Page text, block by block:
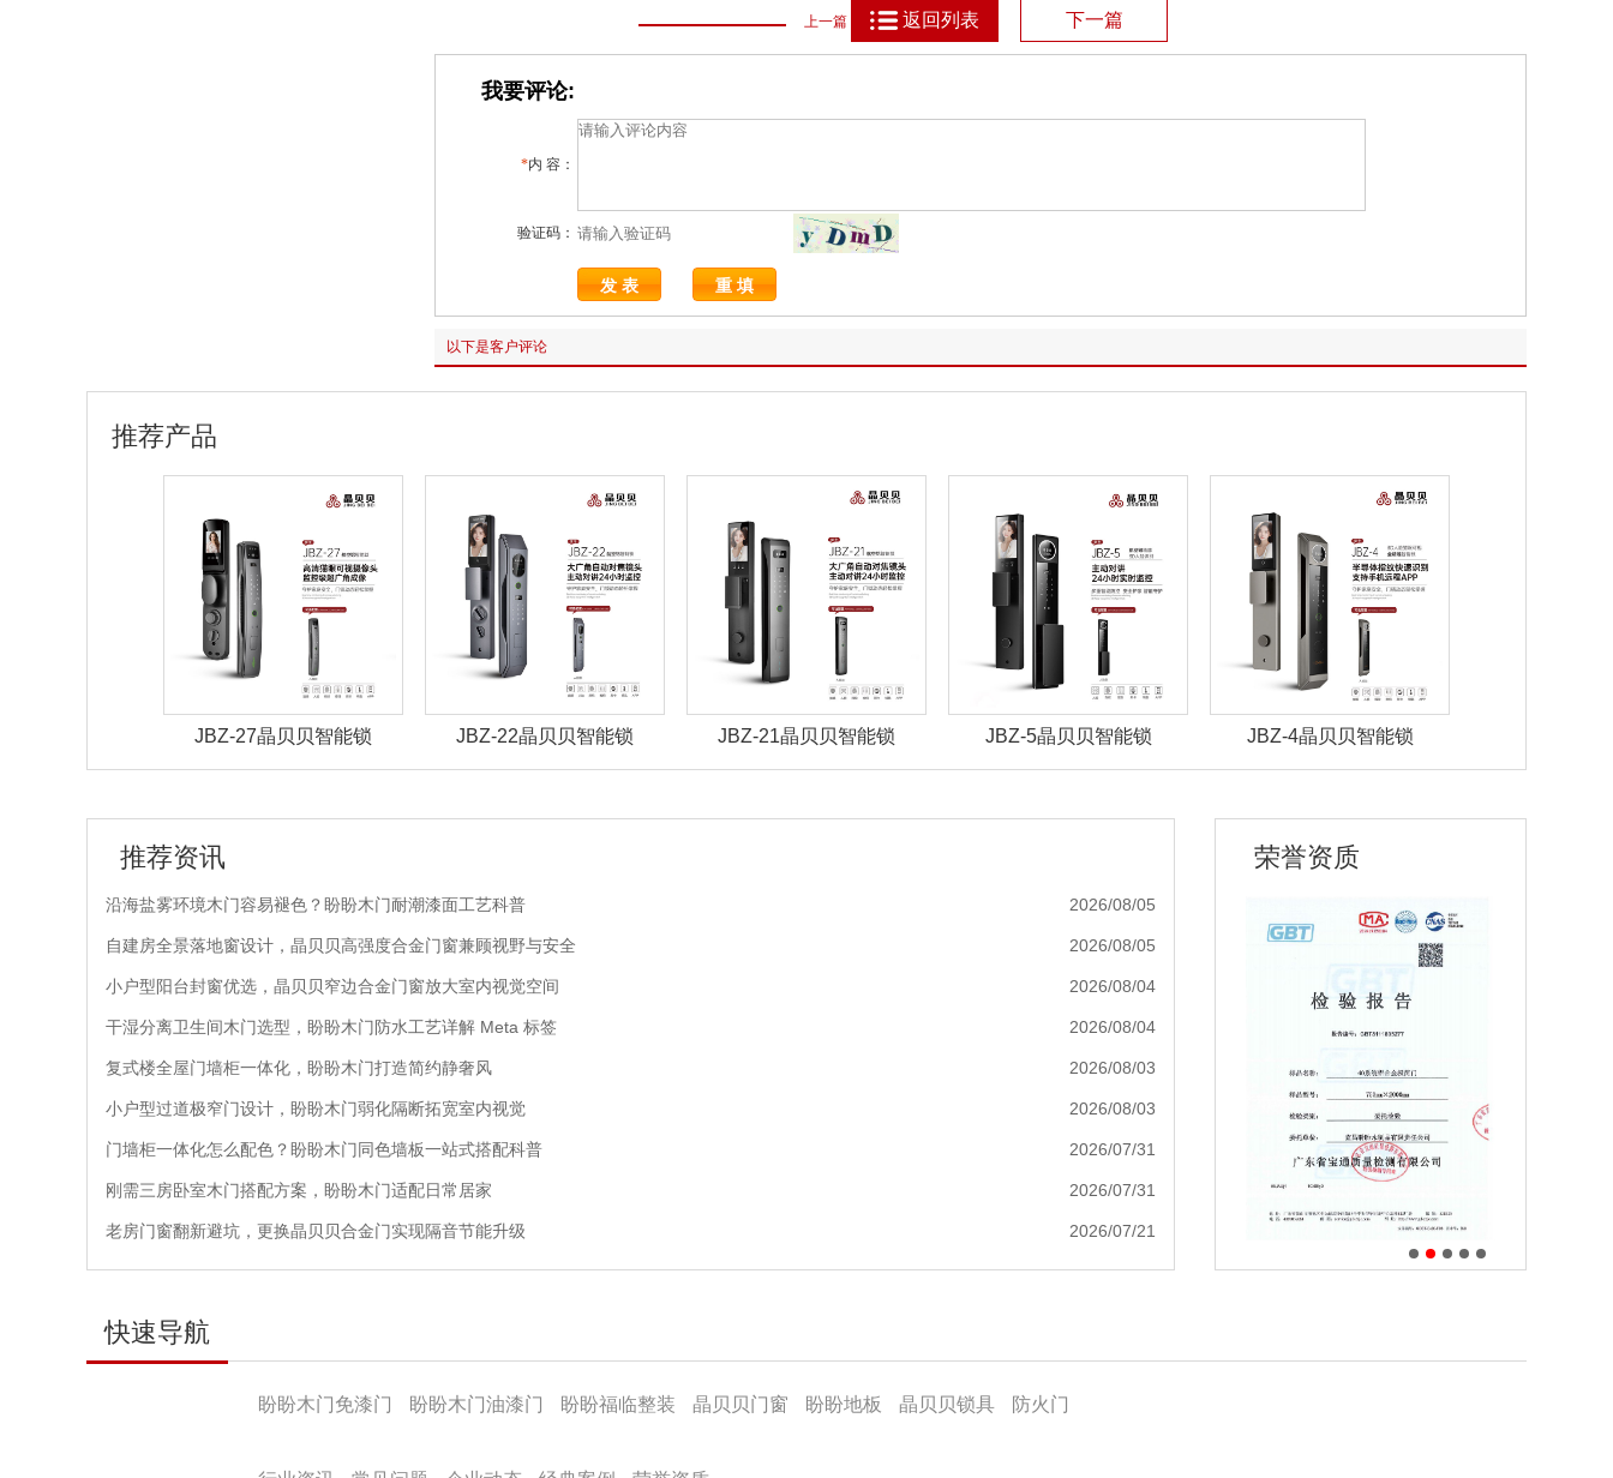
上一篇 返回列表 下一篇
我要评论:
*内 容：
验证码：
以下是客户评论
推荐产品
JBZ-27晶贝贝智能锁 JBZ-22晶贝贝智能锁 JBZ-21晶贝贝智能锁 JBZ-5晶贝贝智能锁 JBZ-4晶贝贝智能锁
推荐资讯
沿海盐雾环境木门容易褪色？盼盼木门耐潮漆面工艺科普 2026/08/05
自建房全景落地窗设计，晶贝贝高强度合金门窗兼顾视野与安全 2026/08/05
小户型阳台封窗优选，晶贝贝窄边合金门窗放大室内视觉空间 2026/08/04
干湿分离卫生间木门选型，盼盼木门防水工艺详解 Meta 标签 2026/08/04
复式楼全屋门墙柜一体化，盼盼木门打造简约静奢风 2026/08/03
小户型过道极窄门设计，盼盼木门弱化隔断拓宽室内视觉 2026/08/03
门墙柜一体化怎么配色？盼盼木门同色墙板一站式搭配科普 2026/07/31
刚需三房卧室木门搭配方案，盼盼木门适配日常居家 2026/07/31
老房门窗翻新避坑，更换晶贝贝合金门实现隔音节能升级 2026/07/21
荣誉资质
快速导航
盼盼木门免漆门 盼盼木门油漆门 盼盼福临整装 晶贝贝门窗 盼盼地板 晶贝贝锁具 防火门